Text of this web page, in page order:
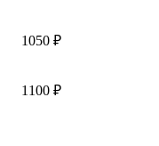
1050 ₽
1100 ₽